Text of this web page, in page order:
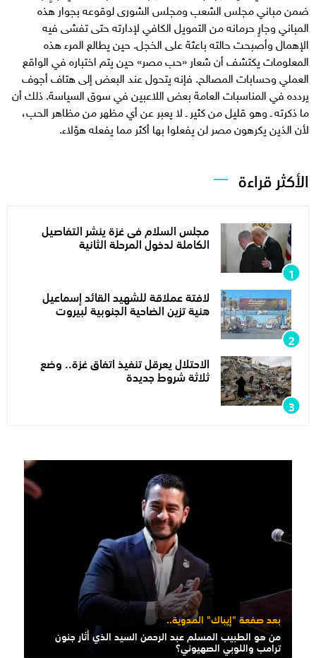
ضمن مباني مجلس الشعب ومجلس الشورى لوقوعه بجوار هذه
المباني وجارٍ حرمانه من التمويل الكافي لإدارته حتى تفشى فيه
الإهمال وأصبحت حالته باعثة على الخجل. حين يطالع المرء هذه
المعلومات يكتشف أن شعار «حب مصر» حين يتم اختباره في الواقع
العملي وحسابات المصالح. فإنه يتحول عند البعض إلى هتاف أجوف
يردده في المناسبات العامة بعض اللاعبين في سوق السياسة. ذلك أن
ما ذكرته ـ وهو قليل من كثير ـ لا يعبر عن أي مظهر من مظاهر الحب،
لأن الذين يكرهون مصر لن يفعلوا بها أكثر مما يفعله هؤلاء.
الأكثر قراءة
مجلس السلام فى غزة ينشر التفاصيل
الكاملة لدخول المرحلة الثانية
لافتة عملاقة للشهيد القائد إسماعيل
هنية تزين الضاحية الجنوبية لبيروت
الاحتلال يعرقل تنفيذ اتفاق غزة.. وضع
ثلاثة شروط جديدة
بعد صفعة "إيباك" المدوية..
من هو الطبيب المسلم عبد الرحمن السيد الذي أثار جنون
ترامب واللوبي الصهيوني؟